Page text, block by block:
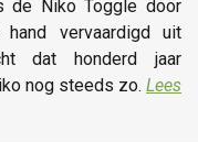
de Niko Toggle door
vervaardigd uit
dat honderd jaar
nog steeds zo. Lees